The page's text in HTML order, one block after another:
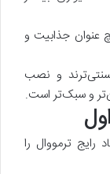
عنوان جذابیت و
و نصب
و سبک‌تر است.
رایج ترمووال را